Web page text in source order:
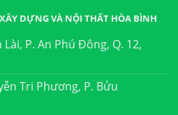
DỰNG VÀ NỘI THẤT HÒA BÌNH
P. An Phú Đông, Q. 12,
Tri Phương, P. Bửu